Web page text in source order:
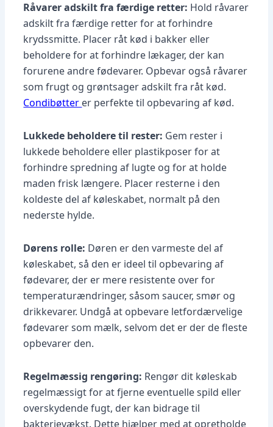
Råvarer adskilt fra færdige retter: Hold råvarer
adskilt fra færdige retter for at forhindre
krydssmitte. Placer råt kød i bakker eller
beholdere for at forhindre lækager, der kan
forurene andre fødevarer. Opbevar også råvarer
som frugt og grøntsager adskilt fra råt kød.
Condibøtter er perfekte til opbevaring af kød.
Lukkede beholdere til rester: Gem rester i
lukkede beholdere eller plastikposer for at
forhindre spredning af lugte og for at holde
maden frisk længere. Placer resterne i den
koldeste del af køleskabet, normalt på den
nederste hylde.
Dørens rolle: Døren er den varmeste del af
køleskabet, så den er ideel til opbevaring af
fødevarer, der er mere resistente over for
temperaturændringer, såsom saucer, smør og
drikkevarer. Undgå at opbevare letfordærvelige
fødevarer som mælk, selvom det er der de fleste
opbevarer den.
Regelmæssig rengøring: Rengør dit køleskab
regelmæssigt for at fjerne eventuelle spild eller
overskydende fugt, der kan bidrage til
bakterievækst. Dette hjælper med at opretholde